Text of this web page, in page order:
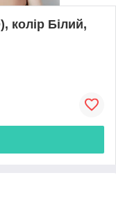
колір Білий,